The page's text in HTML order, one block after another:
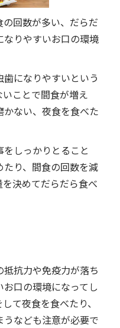
回数が多い、だらだ
なりやすいお口の環境
になりやすいという
ことで間食が増え
ない、夜食を食べた
しっかりとること
り、間食の回数を減
決めてだらだら食べ
抗力や免疫力が落ち
口の環境になってし
て夜食を食べたり、
なども注意が必要で